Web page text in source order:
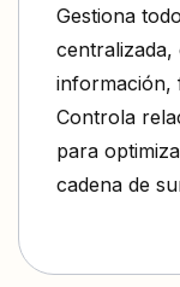
Gestiona
información,
Controla
para
cadena de